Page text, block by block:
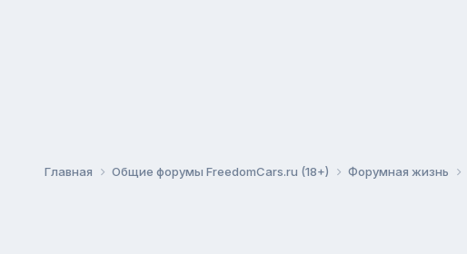
Главная Общие форумы FreedomCars.ru (18+) Форумная жизнь